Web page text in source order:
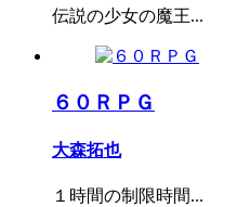
伝説の少女の魔王...
６０ＲＰＧ
大森拓也
１時間の制限時間...